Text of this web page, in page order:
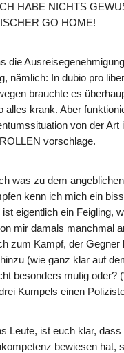
HABE NICHTS
GO HOME!
die
nämlich: In dubio pro
brauchte es
alles krank. Aber
von der
vorschlage.
was zu dem
kenn ich mich ein
eigentlich ein Feigling,
mir damals manchmal
zum Kampf, der
(wie ganz klar auf
besonders mutig oder?
Kumpels einen
Leute, ist euch klar,
bewiesen hat,